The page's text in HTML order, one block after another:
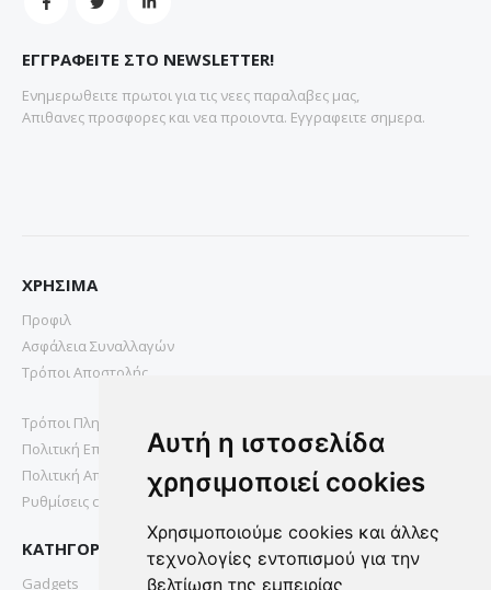
Αυτή η ιστοσελίδα
χρησιμοποιεί cookies
Χρησιμοποιούμε cookies και άλλες
τεχνολογίες εντοπισμού για την
βελτίωση της εμπειρίας
ΕΓΓΡΑΦΕΙΤΕ ΣΤΟ NEWSLETTER!
Ενημερωθειτε πρωτοι για τις νεες παραλαβες μας,
Απιθανες προσφορες και νεα προιοντα. Εγγραφειτε σημερα.
ΧΡΗΣΙΜΑ
Προφιλ
Ασφάλεια Συναλλαγών
Τρόποι Αποστολής
Τρόποι Πληρωμής
Πολιτική Επιστροφών
Πολιτική Απορρήτου
Ρυθμίσεις cookies
ΚΑΤΗΓΟΡΙΕΣ
Gadgets